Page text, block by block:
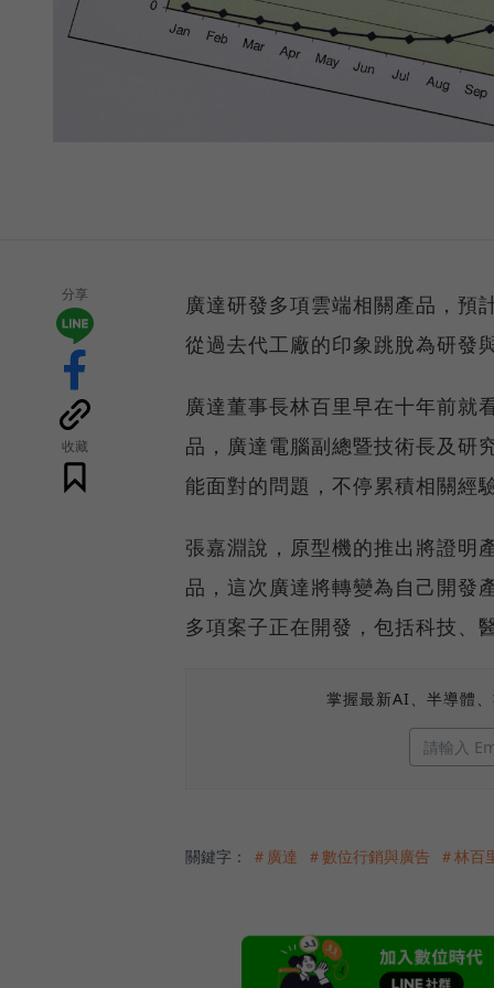
分享
收藏
廣達研發多項雲端相關產品，預
從過去代工廠的印象跳脫為研發
廣達董事長林百里早在十年前就
品，廣達電腦副總暨技術長及研
能面對的問題，不停累積相關經
張嘉淵說，原型機的推出將證明
品，這次廣達將轉變為自己開發
多項案子正在開發，包括科技、
掌握最新AI、半導體
關鍵字： ＃廣達 ＃數位行銷與廣告 ＃林百